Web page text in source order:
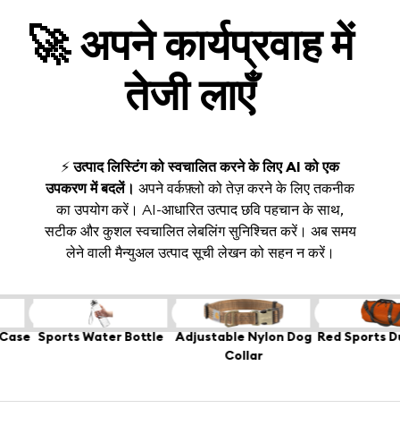
🚀अपने कार्यप्रवाह में
तेजी लाएँ
⚡ उत्पाद लिस्टिंग को स्वचालित करने के लिए AI को एक
उपकरण में बदलें। अपने वर्कफ़्लो को तेज़ करने के लिए तकनीक
का उपयोग करें। AI-आधारित उत्पाद छवि पहचान के साथ,
सटीक और कुशल स्वचालित लेबलिंग सुनिश्चित करें। अब समय
लेने वाली मैन्युअल उत्पाद सूची लेखन को सहन न करें।
Bottle
dog
collar
nylon
brown
tags
Adjustable Nylon Dog
bag
duffle
red
water-resistant
+36 tags
Red Sports Duffle Bag
earrings
hoop
gold
jewelry
+36 tags
Gold